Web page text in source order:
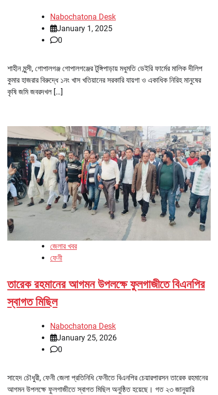
Nabochatona Desk
January 1, 2025
0
শাহীন মুন্সী, গোপালগঞ্জ গোপালগঞ্জের টুঙ্গিপাড়ায় মধুমতি ডেইরি ফার্মের মালিক দীলিপ
কুমার হাজরার বিরুদ্ধে ১নং খাস খতিয়ানের সরকারি যায়গা ও একাধিক নিরিহ মানুষের
কৃষি জমি জবরদখল […]
জেলার খবর
ফেনী
তারেক রহমানের আগমন উপলক্ষে ফুলগাজীতে বিএনপির
স্বাগত মিছিল
Nabochatona Desk
January 25, 2026
0
সাহেদ চৌধুরী, ফেনী জেলা প্রতিনিধি ফেনীতে বিএনপির চেয়ারপারসন তারেক রহমানের
আগমন উপলক্ষে ফুলগাজীতে স্বাগত মিছিল অনুষ্ঠিত হয়েছে। গত ২৩ জানুয়ারি